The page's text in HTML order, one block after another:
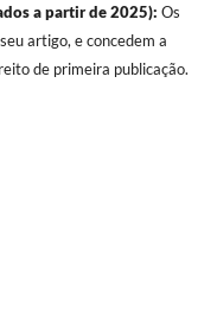
a partir de 2025): Os
artigo, e concedem a
de primeira publicação.